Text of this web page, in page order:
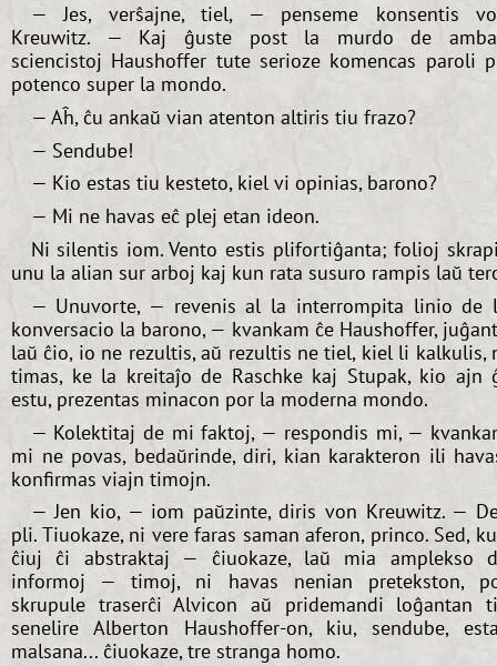
— Jes, verŝajne, tiel, — penseme konsentis
Kreuwitz. — Kaj ĝuste post la murdo de
sciencistoj Haushoffer tute serioze komencas paroli
potenco super la mondo.
— Aĥ, ĉu ankaŭ vian atenton altiris tiu frazo?
— Sendube!
— Kio estas tiu kesteto, kiel vi opinias, barono?
— Mi ne havas eĉ plej etan ideon.
Ni silentis iom. Vento estis plifortiĝanta; folioj
unu la alian sur arboj kaj kun rata susuro rampis laŭ
— Unuvorte, — revenis al la interrompita linio de
konversacio la barono, — kvankam ĉe Haushoffer,
laŭ ĉio, io ne rezultis, aŭ rezultis ne tiel, kiel li kalkulis,
timas, ke la kreitaĵo de Raschke kaj Stupak, kio ajn
estu, prezentas minacon por la moderna mondo.
— Kolektitaj de mi faktoj, — respondis mi, —
mi ne povas, bedaŭrinde, diri, kian karakteron ili
konfirmas viajn timojn.
— Jen kio, — iom paŭzinte, diris von Kreuwitz. —
pli. Tiuokaze, ni vere faras saman aferon, princo. Sed,
ĉiuj ĉi abstraktaj — ĉiuokaze, laŭ mia amplekso
informoj — timoj, ni havas nenian pretekston,
skrupule traserĉi Alvicon aŭ pridemandi loĝantan
senelire Alberton Haushoffer-on, kiu, sendube,
malsana... ĉiuokaze, tre stranga homo.